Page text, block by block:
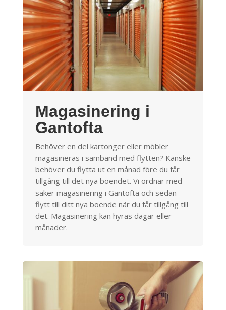
Magasinering i
Gantofta
Behöver en del kartonger eller möbler
magasineras i samband med flytten? Kanske
behöver du flytta ut en månad före du får
tillgång till det nya boendet. Vi ordnar med
säker magasinering i Gantofta och sedan
flytt till ditt nya boende när du får tillgång till
det. Magasinering kan hyras dagar eller
månader.